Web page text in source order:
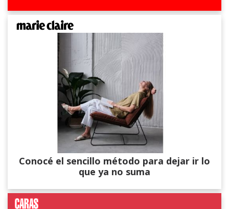
Conocé el sencillo método para dejar ir lo
que ya no suma